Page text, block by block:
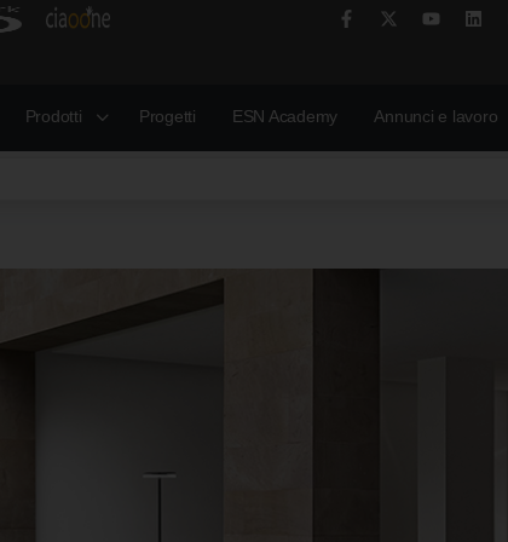
Prodotti Progetti ESN Academy Annunci e lavoro